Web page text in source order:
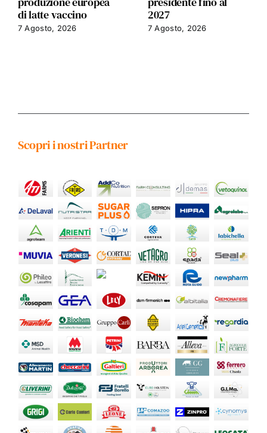
di latte vaccino
7 Agosto, 2026
2027
7 Agosto, 2026
Scopri i nostri Partner